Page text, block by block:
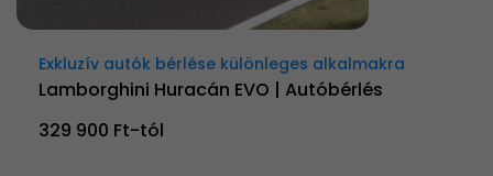
Exkluzív autók bérlése különleges alkalmakra
Lamborghini Huracán EVO | Autóbérlés
329 900 Ft-tól